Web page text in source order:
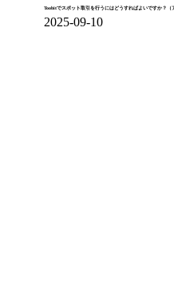
Toobitでスポット取引を行うにはどうすればよいですか？（
2025-09-10